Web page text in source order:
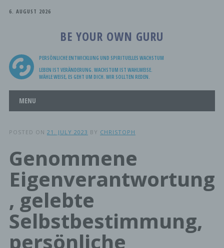
6. AUGUST 2026
BE YOUR OWN GURU
PERSÖNLICHE ENTWICKLUNG UND SPIRITUELLES WACHSTUM
LEBEN IST VERÄNDERUNG. WACHSTUM IST WAHLWEISE.
WÄHLE WEISE, ES GEHT UM DICH. WIR SOLLTEN REDEN.
Main menu
MENU
POSTED ON 21. JULY 2023 BY CHRISTOPH
Genommene
Eigenverantwortung
, gelebte
Selbstbestimmung,
persönliche